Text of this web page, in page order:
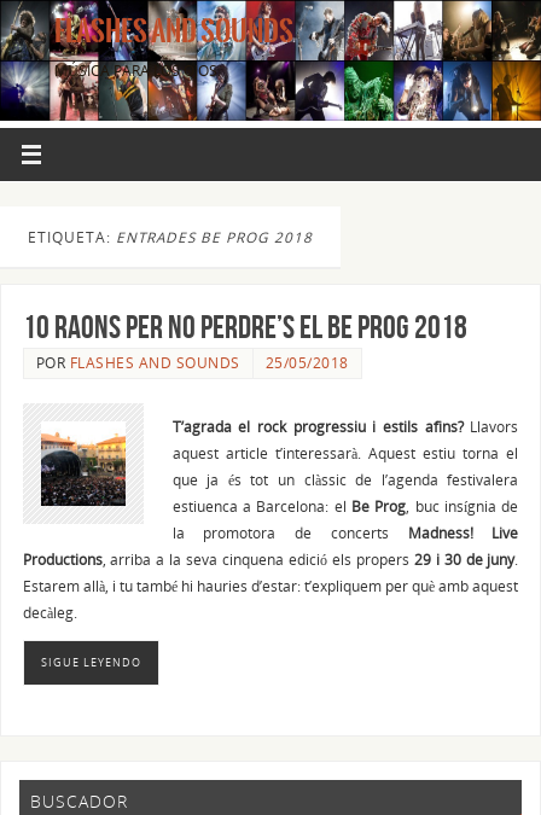
FLASHES AND SOUNDS
MÚSICA PARA LOS OJOS.
ETIQUETA: ENTRADES BE PROG 2018
10 raons per no perdre’s el BE PROG 2018
POR FLASHES AND SOUNDS 25/05/2018
T’agrada el rock progressiu i estils afins?Llavors
aquest article t’interessarà. Aquest estiu torna el
que ja és tot un clàssic de l’agenda festivalera
estiuenca a Barcelona: el Be Prog , buc insígnia de
la promotora de concerts Madness! Live
Productions, arriba a la seva cinquena edició els propers 29 i 30 de juny.
Estarem allà, i tu també hi hauries d’estar: t’expliquem per què amb aquest
decàleg.
SIGUE LEYENDO
BUSCADOR